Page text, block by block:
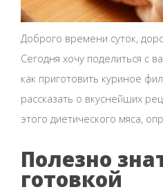
Доброго времени суток,
Сегодня хочу поделиться с
как приготовить куриное
рассказать о вкуснейших
этого диетического мяса,
Полезно
готовкой